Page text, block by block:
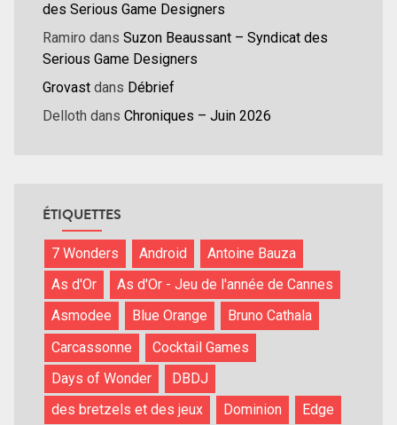
des Serious Game Designers
Ramiro dans Suzon Beaussant – Syndicat des
Serious Game Designers
Grovast dans Débrief
Delloth dans Chroniques – Juin 2026
ÉTIQUETTES
7 Wonders Android
Antoine Bauza
As d'Or
As d'Or - Jeu de l'année de Cannes
Asmodee
Blue Orange
Bruno Cathala
Carcassonne
Cocktail Games
Days of Wonder
DBDJ
des bretzels et des jeux
Dominion
Edge